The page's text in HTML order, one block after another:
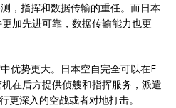
，指挥和数据传输的重任。而日本
加先进可靠，数据传输能力也更
优势更大。日本空自完全可以在F-
在后方提供侦艘和指挥服务，派遣
更深入的空战或者对地打击。